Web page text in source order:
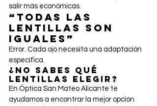
salir más económicas.
“Todas las
lentillas son
iguales”
Error. Cada ojo necesita una adaptación
específica.
¿No sabes qué
lentillas elegir?
En Óptica San Mateo Alicante te
ayudamos a encontrar la mejor opción